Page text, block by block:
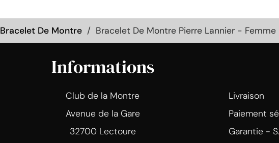
Bracelet De Montre Bracelet De Montre Pierre Lannier - Femme
Informations
Club de la Montre
Avenue de la Gare
32700 Lectoure
Livraison
Paiement
Garantie -